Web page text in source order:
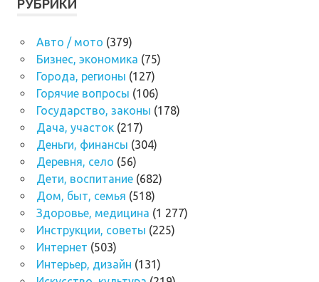
РУБРИКИ
Авто / мото (379)
Бизнес, экономика (75)
Города, регионы (127)
Горячие вопросы (106)
Государство, законы (178)
Дача, участок(217)
Деньги, финансы (304)
Деревня, село (56)
Дети, воспитание(682)
Дом, быт, семья (518)
Здоровье, медицина (1 277)
Инструкции, советы (225)
Интернет (503)
Интерьер, дизайн (131)